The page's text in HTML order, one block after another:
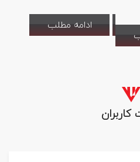
ادامه مطلب
کاربران